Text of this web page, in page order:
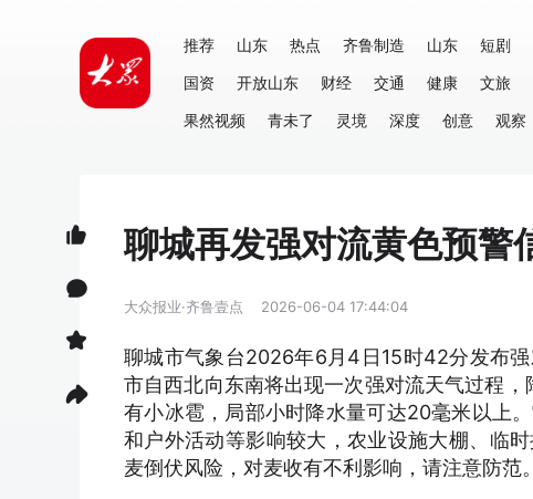
推荐 山东 热点 齐鲁制造 山东 短剧
国资
开放山东 财经 交通 健康 文旅
果然视频
青未了 灵境 深度 创意 观察
聊城再发强对流黄色预警
大众报业·齐鲁壹点 2026-06-04 17:44:04
聊城市气象台2026年6月4日15时42分发布
市自西北向东南将出现一次强对流天气过程
有小冰雹，局部小时降水量可达20毫米以上
和户外活动等影响较大，农业设施大棚、临
麦倒伏风险，对麦收有不利影响，请注意防范。